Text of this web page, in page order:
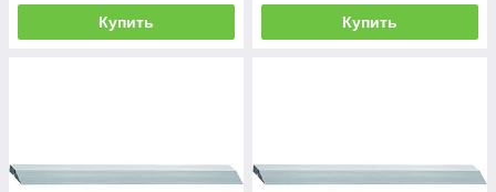
Купить Купить